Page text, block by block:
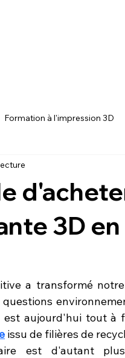
Formation à l'impression 3D
3D
a transformé
aujourd'hui tout à
issu de filières de
est d'autant